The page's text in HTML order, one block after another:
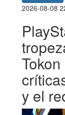
2026-08-08
y el